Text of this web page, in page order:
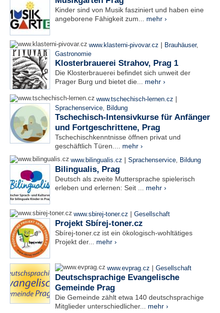
Kinder sind von Musik fasziniert und haben eine
angeborene Fähigkeit zum... mehr ›
www.klasterni-pivovar.cz | Brauhäuser,
Gastronomie
Klosterbrauerei Strahov, Prag 1
Die Klosterbrauerei befindet sich unweit der
Prager Burg und bietet die... mehr ›
www.tschechisch-lernen.cz |
Sprachenservice, Bildung
Tschechisch-Intensivkurse für Anfänger
und Fortgeschrittene, Prag
Tschechischkenntnisse öffnen privat und
geschäftlich Türen.... mehr ›
www.bilingualis.cz | Sprachenservice, Bildung
Bilingualis, Prag
Deutsch als zweite Muttersprache spielerisch
erleben und erlernen: Seit ... mehr ›
www.sbirej-toner.cz | Gesellschaft
Projekt Sbírej-toner.cz
Sbírej-toner.cz ist ein ökologisch-wohltätiges
Projekt der... mehr ›
www.evprag.cz | Gesellschaft
Deutschsprachige Evangelische
Gemeinde Prag
Die Gemeinde zählt etwa 140 deutschsprachige
Mitglieder unterschiedlicher... mehr ›